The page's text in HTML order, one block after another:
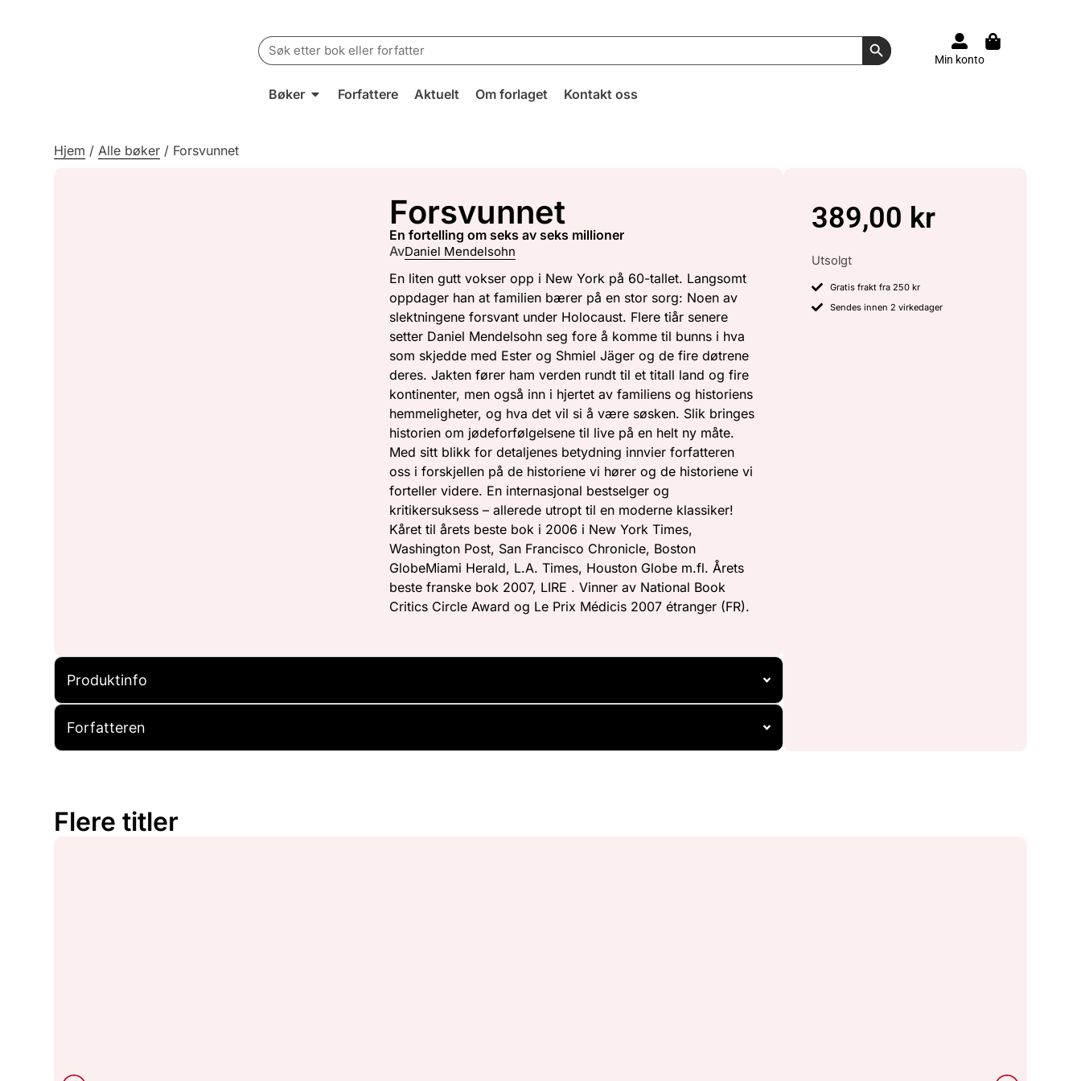
Search
for:
Search Button
Min konto
Bøker Forfattere Aktuelt Om forlaget Kontakt oss
Hjem /Alle bøker / Forsvunnet
Forsvunnet
en fortelling om seks av seks millioner
AvDaniel Mendelsohn
En liten gutt vokser opp i New York på 60-tallet. Langsomt
oppdager han at familien bærer på en stor sorg: Noen av
slektningene forsvant under Holocaust. Flere tiår senere
setter Daniel Mendelsohn seg fore å komme til bunns i hva
som skjedde med Ester og Shmiel Jäger og de fire døtrene
deres. Jakten fører ham verden rundt til et titall land og fire
kontinenter, men også inn i hjertet av familiens og historiens
hemmeligheter, og hva det vil si å være søsken. Slik bringes
historien om jødeforfølgelsene til live på en helt ny måte.
Med sitt blikk for detaljenes betydning innvier forfatteren
oss i forskjellen på de historiene vi hører og de historiene vi
forteller videre. En internasjonal bestselger og
kritikersuksess – allerede utropt til en moderne klassiker!
Kåret til årets beste bok i 2006 i New York Times,
Washington Post, San Francisco Chronicle, Boston
GlobeMiami Herald, L.A. Times, Houston Globe m.fl. Årets
beste franske bok 2007, LIRE . Vinner av National Book
Critics Circle Award og Le Prix Médicis 2007 étranger (FR).
Produktinfo
Forfatteren
389,00 kr
Utsolgt
Gratis frakt fra 250 kr
Sendes innen 2 virkedager
Flere titler